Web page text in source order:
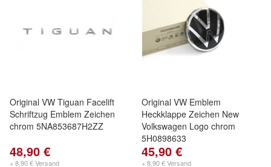
Original VW Tiguan Facelift
Schriftzug Emblem Zeichen
chrom 5NA853687H2ZZ
48,90 €
+ 8,90 € Versand
Original VW Emblem
Heckklappe Zeichen New
Volkswagen Logo chrom
5H0898633
45,90 €
+ 8,90 € Versand